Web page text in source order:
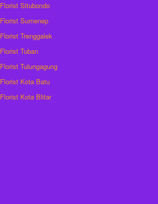
Florist Situbondo
Florist Sumenep
Florist Trenggalek
Florist Tuban
Florist Tulungagung
Florist Kota Batu
Florist Kota Blitar